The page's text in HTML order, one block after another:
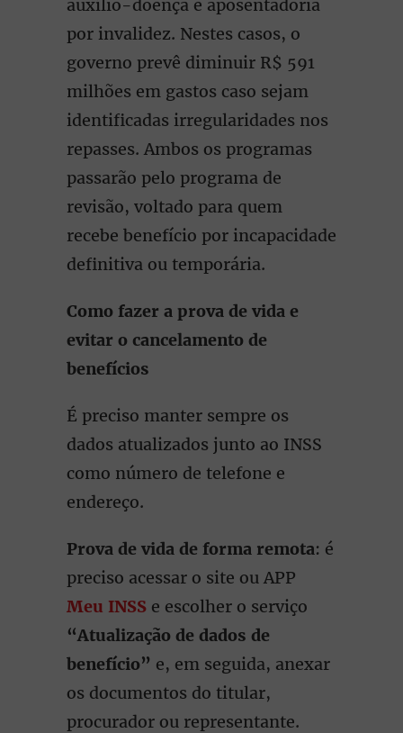
auxílio-doença e aposentadoria
por invalidez. Nestes casos, o
governo prevê diminuir R$ 591
milhões em gastos caso sejam
identificadas irregularidades nos
repasses. Ambos os programas
passarão pelo programa de
revisão, voltado para quem
recebe benefício por incapacidade
definitiva ou temporária.
Como fazer a prova de vida e
evitar o cancelamento de
benefícios
É preciso manter sempre os
dados atualizados junto ao INSS
como número de telefone e
endereço.
Prova de vida de forma remota: é
preciso acessar o site ou APP
Meu INSS e escolher o serviço
“Atualização de dados de
benefício” e, em seguida, anexar
os documentos do titular,
procurador ou representante.